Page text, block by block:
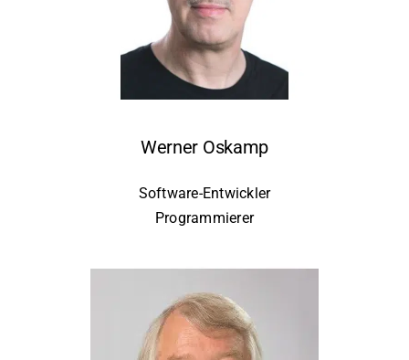
Werner Oskamp
Software-Entwickler
Programmierer